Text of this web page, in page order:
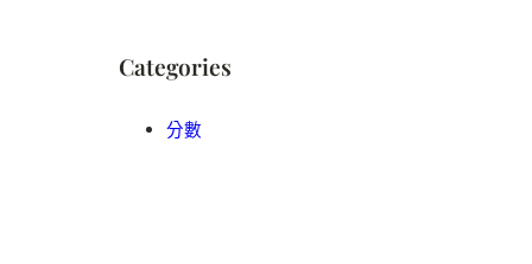
Categories
分數